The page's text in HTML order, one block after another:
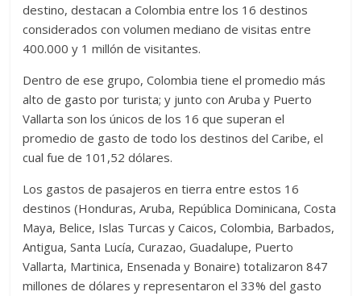
destino, destacan a Colombia entre los 16 destinos
considerados con volumen mediano de visitas entre
400.000 y 1 millón de visitantes.
Dentro de ese grupo, Colombia tiene el promedio más
alto de gasto por turista; y junto con Aruba y Puerto
Vallarta son los únicos de los 16 que superan el
promedio de gasto de todo los destinos del Caribe, el
cual fue de 101,52 dólares.
Los gastos de pasajeros en tierra entre estos 16
destinos (Honduras, Aruba, República Dominicana, Costa
Maya, Belice, Islas Turcas y Caicos, Colombia, Barbados,
Antigua, Santa Lucía, Curazao, Guadalupe, Puerto
Vallarta, Martinica, Ensenada y Bonaire) totalizaron 847
millones de dólares y representaron el 33% del gasto